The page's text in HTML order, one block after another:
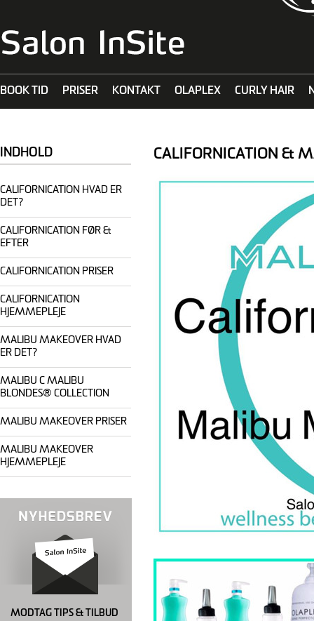
BOOK TID PRISER KONTAKT OLAPLEX CURLY HAIR
INDHOLD
CALIFORNICATION HVAD ER
DET?
CALIFORNICATION FØR &
EFTER
CALIFORNICATION PRISER
CALIFORNICATION
HJEMMEPLEJE
MALIBU MAKEOVER HVAD
ER DET?
MALIBU C MALIBU
BLONDES® COLLECTION
MALIBU MAKEOVER PRISER
MALIBU MAKEOVER
HJEMMEPLEJE
MODTAG TIPS & TILBUD
CALIFORNICATION &